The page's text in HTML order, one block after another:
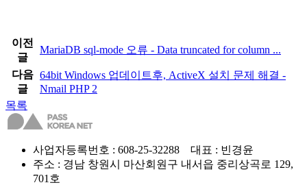
이전
글
MariaDB sql-mode 오류 - Data truncated for column ...
다음
글
64bit Windows 업데이트후, ActiveX 설치 문제 해결 -
Nmail PHP 2
목록
사업자등록번호 : 608-25-32288 대표 : 빈경윤
주소 : 경남 창원시 마산회원구 내서읍 중리상곡로 129,
701호